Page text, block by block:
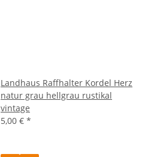
Landhaus Raffhalter Kordel Herz
natur grau hellgrau rustikal
vintage
5,00 € *